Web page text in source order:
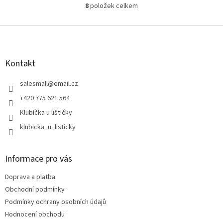
O
l
8položek celkem
Z
Kontakt
salesmall@email.cz
+420 775 621 564
Klubíčka u lištičky
klubicka_u_listicky
Informace pro vás
Doprava a platba
Obchodní podmínky
Podmínky ochrany osobních údajů
Hodnocení obchodu